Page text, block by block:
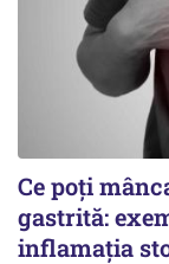
Ce poți
gastrită:
inflamația